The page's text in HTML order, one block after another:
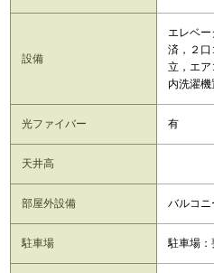
設備
エレベー
済，２口
立，エア
内洗濯
光ファイバー 有
天井高
部屋外設備 バルコニ
駐車場 駐車場